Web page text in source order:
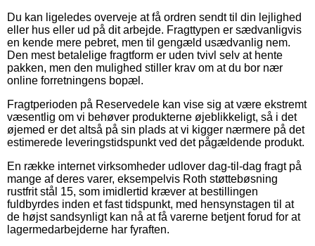
Du kan ligeledes overveje at få ordren sendt til din lejlighed
eller hus eller ud på dit arbejde. Fragttypen er sædvanligvis
en kende mere pebret, men til gengæld usædvanlig nem.
Den mest betalelige fragtform er uden tvivl selv at hente
pakken, men den mulighed stiller krav om at du bor nær
online forretningens bopæl.
Fragtperioden på Reservedele kan vise sig at være ekstremt
væsentlig om vi behøver produkterne øjeblikkeligt, så i det
øjemed er det altså på sin plads at vi kigger nærmere på det
estimerede leveringstidspunkt ved det pågældende produkt.
En række internet virksomheder udlover dag-til-dag fragt på
mange af deres varer, eksempelvis Roth støttebøsning
rustfrit stål 15, som imidlertid kræver at bestillingen
fuldbyrdes inden et fast tidspunkt, med hensynstagen til at
de højst sandsynligt kan nå at få varerne betjent forud for at
lagermedarbejderne har fyraften.